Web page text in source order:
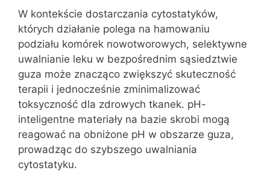
W kontekście dostarczania cytostatyków,
których działanie polega na hamowaniu
podziału komórek nowotworowych, selektywne
uwalnianie leku w bezpośrednim sąsiedztwie
guza może znacząco zwiększyć skuteczność
terapii i jednocześnie zminimalizować
toksyczność dla zdrowych tkanek. pH-
inteligentne materiały na bazie skrobi mogą
reagować na obniżone pH w obszarze guza,
prowadząc do szybszego uwalniania
cytostatyku.